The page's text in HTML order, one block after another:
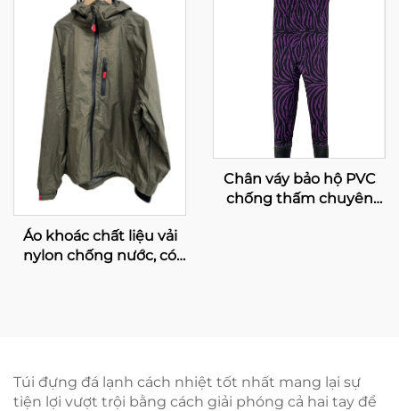
Áo khoác chất liệu vải
nylon chống nước, có
Chân váy bảo hộ PVC
chống thấm chuyên
Túi đựng đá lạnh cách nhiệt tốt nhất mang lại sự
tiện lợi vượt trội bằng cách giải phóng cả hai tay để